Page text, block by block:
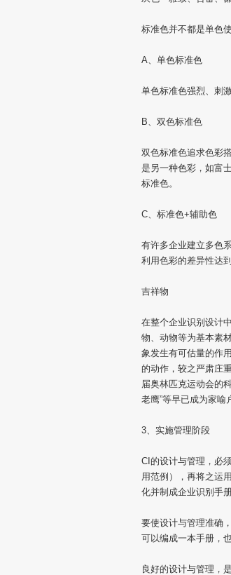
标准色并不都是单色
A、单色标准色
单色标准色强烈、刺
B、双色标准色
双色标准色追求色彩
是另一种色彩，如富
标准色。
C、标准色+辅助色
有许多企业建立多色
利用色彩的差异性达
吉祥物
在整个企业识别设计
物、动物等为基本素
象发生有可估量的作
的动作，较之严肃庄
届奥林匹克运动会的
老鹰”等早已成为家喻
3、实施管理阶段
CI的设计与管理，必
用范例），再将之运
化并制成企业识别手
要使设计与管理准确
可以编成一本手册，
良好的设计与管理，